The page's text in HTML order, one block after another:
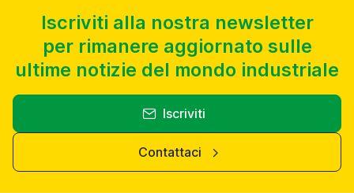
Iscriviti alla nostra newsletter
per rimanere aggiornato sulle
ultime notizie del mondo industriale
Iscriviti
Contattaci